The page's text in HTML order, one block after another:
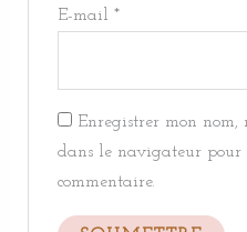
E-mail*
Enregistrer mon
dans le navigateur pour
commentaire.